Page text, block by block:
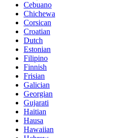
Cebuano
Chichewa
Corsican
Croatian
Dutch
Estonian
Filipino
Finnish
Frisian
Galician
Georgian
Gujarati
Haitian
Hausa
Hawaiian